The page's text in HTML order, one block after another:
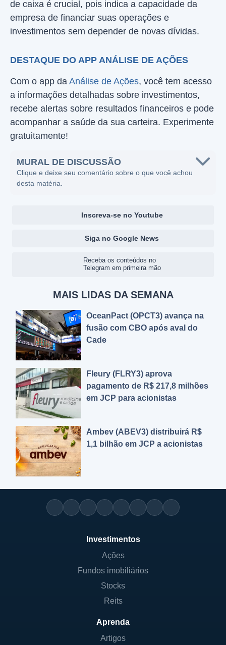
de caixa é crucial, pois indica a capacidade da
empresa de financiar suas operações e
investimentos sem depender de novas dívidas.
DESTAQUE DO APP ANÁLISE DE AÇÕES
Com o app da Análise de Ações, você tem acesso
a informações detalhadas sobre investimentos,
recebe alertas sobre resultados financeiros e pode
acompanhar a saúde da sua carteira. Experimente
gratuitamente!
MURAL DE DISCUSSÃO
Clique e deixe seu comentário sobre o que você achou
desta matéria.
Inscreva-se no Youtube
Siga no Google News
Receba os conteúdos no
Telegram em primeira mão
MAIS LIDAS DA SEMANA
OceanPact (OPCT3) avança na
fusão com CBO após aval do
Cade
Fleury (FLRY3) aprova
pagamento de R$ 217,8 milhões
em JCP para acionistas
Ambev (ABEV3) distribuirá R$
1,1 bilhão em JCP a acionistas
Investimentos
Ações
Fundos imobiliários
Stocks
Reits
Aprenda
Artigos